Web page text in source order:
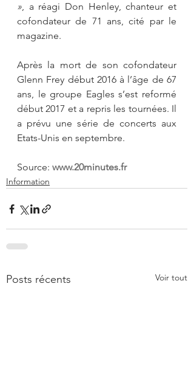
», a réagi Don Henley, chanteur et
cofondateur de 71 ans, cité par le
magazine.
Après la mort de son cofondateur
Glenn Frey début 2016 à l’âge de 67
ans, le groupe Eagles s’est reformé
début 2017 et a repris les tournées. Il
a prévu une série de concerts aux
Etats-Unis en septembre.
Source: www.20minutes.fr
Information
Posts récents Voir tout